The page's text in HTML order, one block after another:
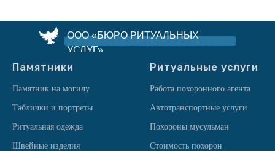
ООО «БЮРО РИТУАЛЬНЫХ
УСЛУГ»
Памятники
Памятник на могилу
Таблички и портреты
Ритуальная одежда
Швейные изделия
Ритуальные услуги
Работа похоронного агента
Автотранспортные услуги
Похороны мусульман
Стоимость похорон